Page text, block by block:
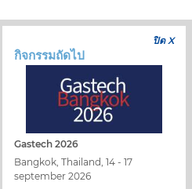
ปิด X
กิจกรรมถัดไป
Gastech 2026
Bangkok, Thailand, 14 - 17
september 2026